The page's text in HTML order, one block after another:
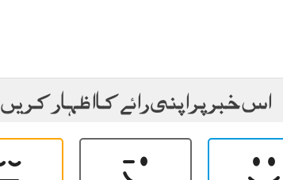
اس خبر پر اپنی رائے کا اظہار کریں